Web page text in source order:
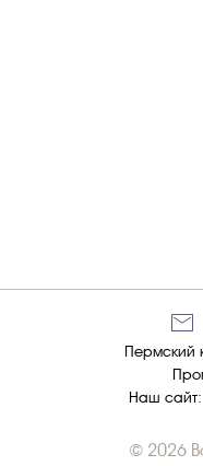
Наш сайт:
Пермский
© 2026